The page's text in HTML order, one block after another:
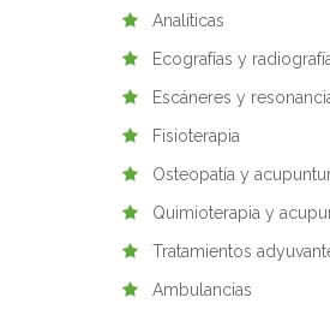
Analíticas
Ecografías y
Escáneres y
Fisioterapia
Osteopatía y
Quimioterapia y
Tratamientos
Ambulancias